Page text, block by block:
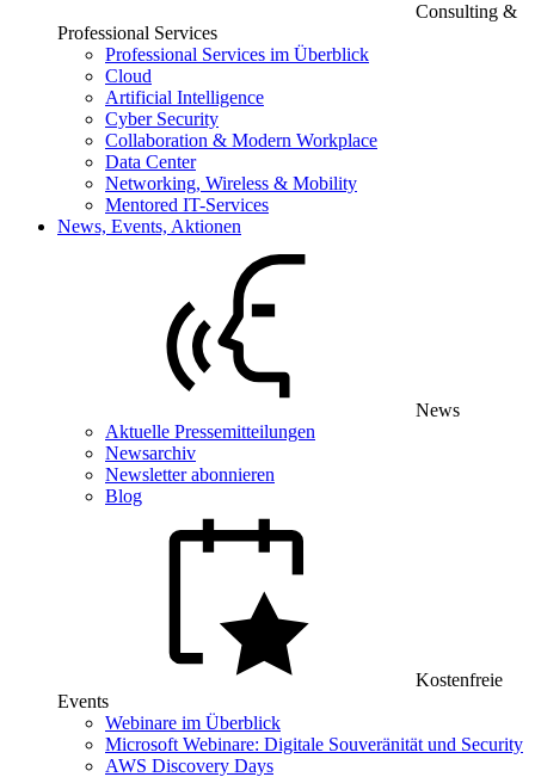
Consulting &
Professional Services
Professional Services im Überblick
Cloud
Artificial Intelligence
Cyber Security
Collaboration & Modern Workplace
Data Center
Networking, Wireless & Mobility
Mentored IT-Services
News, Events, Aktionen
News
Aktuelle Pressemitteilungen
Newsarchiv
Newsletter abonnieren
Blog
Kostenfreie
Events
Webinare im Überblick
Microsoft Webinare: Digitale Souveränität und Security
AWS Discovery Days